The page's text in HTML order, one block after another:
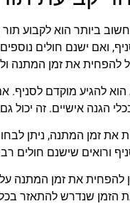
ביותר הוא לקבוע
ואם ישנם חולים
להפחית את זמן המתנה
להגיע מוקדם לסניף.
הגנה אישיים. זה
את זמן המתנה, ניתן
ורואים שישנם חולים
להפחית את זמן המתנה על
הזמן שנדרש להתאזר